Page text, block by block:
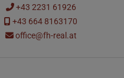
+43 2231 61926
+43 664 8163170
office@fh-real.at